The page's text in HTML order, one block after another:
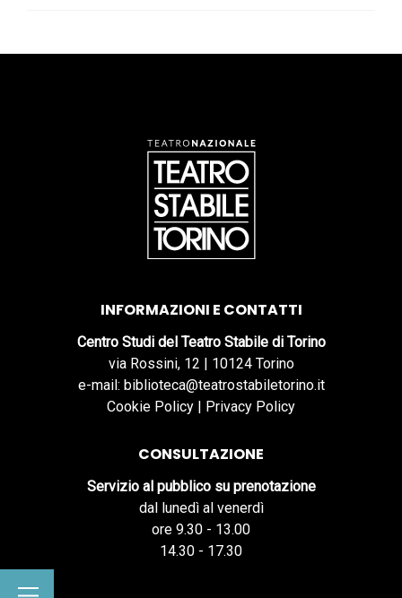
INFORMAZIONI E CONTATTI
Centro Studi del Teatro Stabile di Torino
via Rossini, 12 | 10124 Torino
e-mail: biblioteca@teatrostabiletorino.it
Cookie Policy | Privacy Policy
CONSULTAZIONE
Servizio al pubblico su prenotazione
dal lunedì al venerdì
ore 9.30 - 13.00
14.30 - 17.30